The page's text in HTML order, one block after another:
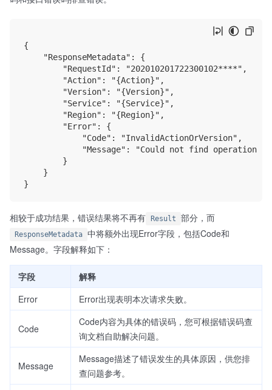
{
    "ResponseMetadata": {
        "RequestId": "202010201722300102****",
        "Action": "{Action}",
        "Version": "{Version}",
        "Service": "{Service}",
        "Region": "{Region}",
        "Error": {
            "Code": "InvalidActionOrVersion",
"Message": "Could not find operation
        }
    }
相较于成功结果，错误结果将不再有 Result 部分，而
ResponseMetadata 中将额外出现Error字段，包括Code和
Message。字段解释如下：
字段
解释
Error
Error出现表明本次请求失败。
Code
Code内容为具体的错误码，您可根据错误码查
询文档自助解决问题。
Message
Message描述了错误发生的具体原因，供您排
查问题参考。